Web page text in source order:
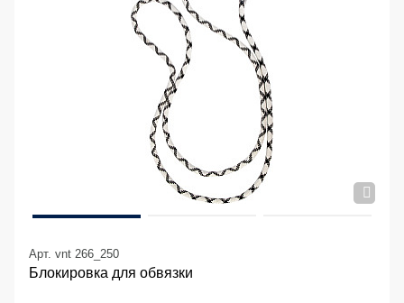
Арт. vnt 266_250
Блокировка для обвязки